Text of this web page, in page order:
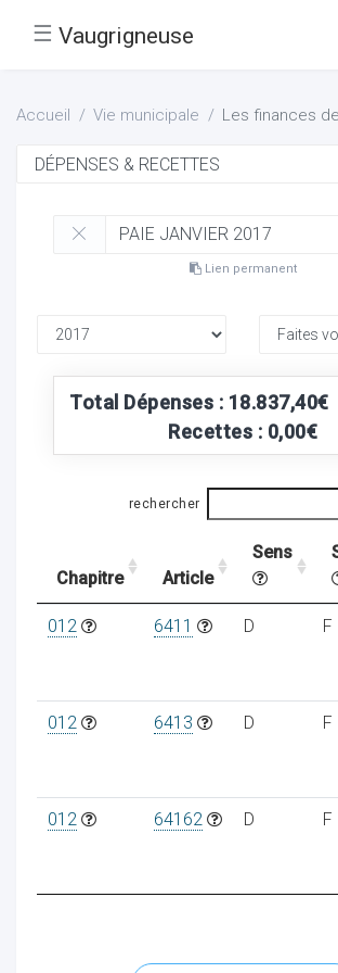
☰ Vaugrigneuse
Accueil Vie municipale Les finances
Lien permanent
Total Dépenses :
Recettes : 0,00€
rechercher
Chapitre Article
Sens
012 6411 D F
012 6413 D F
012 64162 D F